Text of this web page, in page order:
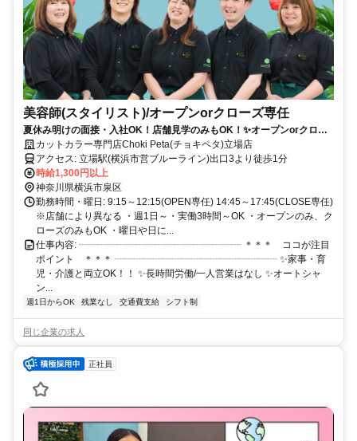
美容師(スタイリスト)/オープンorクローズ専任
夏休み明けの面接・入社OK！店舗見学のみもOK！✨オープンorクロー
ズだけの限定勤務✨お小遣い稼ぎや久しぶりのお仕事復帰にもぴった
り！カジュアル面談OK✨
カットカラー専門店Choki Peta(チョキペタ)立場店
アクセス: 立場駅(横浜市営ブルーライン)出口3より徒歩1分
時給1,300円以上
神奈川県横浜市泉区
勤務時間・曜日: 9:15～12:15(OPEN専任) 14:45～17:45(CLOSE専任)
※店舗により異なる ・週1日～・実働3時間～OK ・オープンのみ、ク
ローズのみもOK ・曜日や日に...
仕事内容: ┈┈┈┈┈┈┈┈┈┈┈┈┈┈┈┈┈ ＊＊＊ ココが注目
ポイント ＊＊＊ ┈┈┈┈┈┈┈┈┈┈┈┈┈┈┈┈┈ ✨家事・育
児・介護と両立OK！！ ✨長時間労働/一人営業はなし ✨オートシャ
ン...
週1日からOK 残業なし 交通費支給 シフト制
同じ企業の求人
正社員